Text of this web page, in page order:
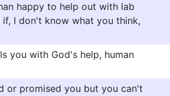
happy to help out with lab
I don't know what you think,
you with God's help, human
or promised you but you can't